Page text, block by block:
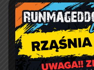
98 – 332 Rząśnia
e-doręczenia:
adres email:
tel. 44 631-71-22